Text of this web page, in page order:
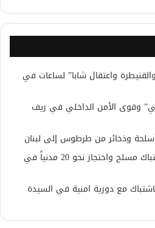
واعتقال شابا” لساعات في
وقوى الأمن الداخلي في ريف
وذخائر من طرطوس إلى لبنان
القبض على مطلوب بعد اشتباك مسلح واحتجاز نحو 20 مدنياً في
مع دورية امنية في السيدة